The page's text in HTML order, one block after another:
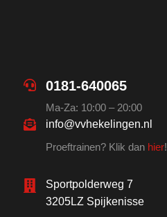
0181-640065
Ma-Za: 10:00 – 20:00
info@vvhekelingen.nl
Proeftrainen? Klik dan hier!
Sportpolderweg 7
3205LZ Spijkenisse